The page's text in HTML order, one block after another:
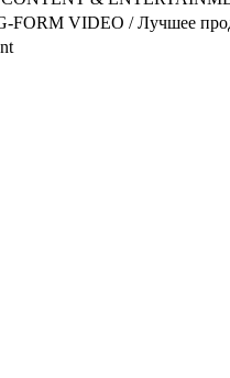
FORM VIDEO / Лучшее